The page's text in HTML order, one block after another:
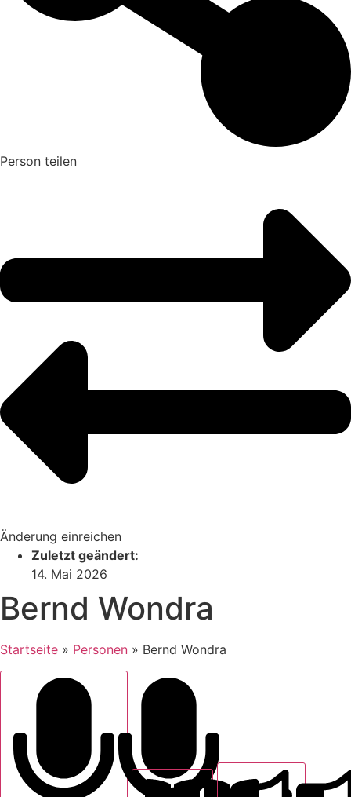
Person teilen
Änderung einreichen
Zuletzt geändert:
14. Mai 2026
Bernd Wondra
Startseite » Personen » Bernd Wondra